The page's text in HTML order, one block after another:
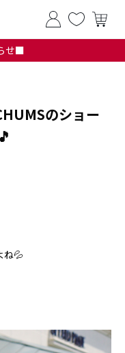
せ■
のショー
ね💦